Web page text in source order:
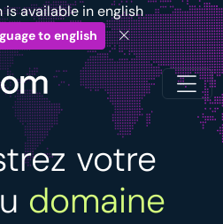
is available in english
to english
votre
domaine